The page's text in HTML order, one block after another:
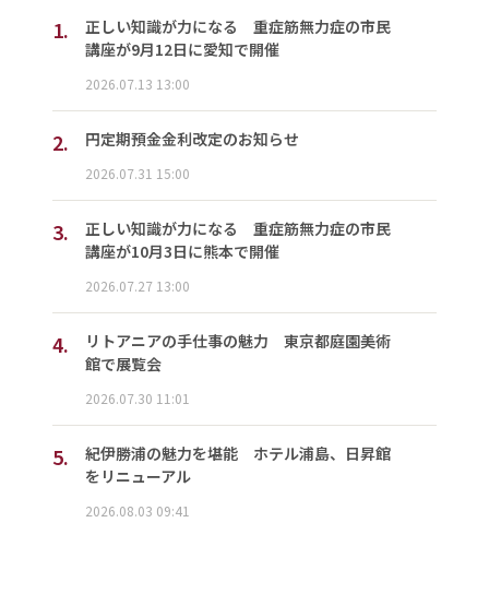
1.
正しい知識が力になる 重症筋無力症の市民
講座が9月12日に愛知で開催
2026.07.13 13:00
2. 円定期預金金利改定のお知らせ
2026.07.31 15:00
3.
正しい知識が力になる 重症筋無力症の市民
講座が10月3日に熊本で開催
2026.07.27 13:00
4.
リトアニアの手仕事の魅力 東京都庭園美術
館で展覧会
2026.07.30 11:01
5.
紀伊勝浦の魅力を堪能 ホテル浦島、日昇館
をリニューアル
2026.08.03 09:41